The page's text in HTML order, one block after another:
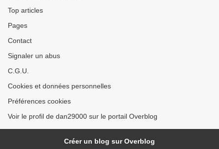
Top articles
Pages
Contact
Signaler un abus
C.G.U.
Cookies et données personnelles
Préférences cookies
Voir le profil de dan29000 sur le portail Overblog
Créer un blog sur Overblog